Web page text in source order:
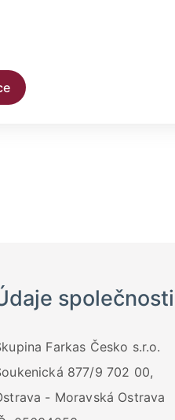
společnosti
Farkas Česko s.r.o.
877/9 702 00,
- Moravská Ostrava